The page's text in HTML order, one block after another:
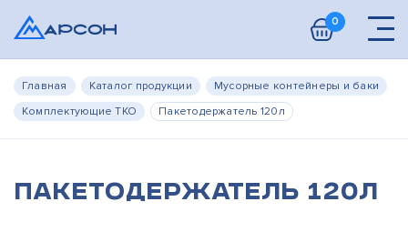
0
Главная Каталог продукции
Мусорные контейнеры и баки
Комплектующие ТКО
Пакетодержатель 120л
Пакетодержатель 120л